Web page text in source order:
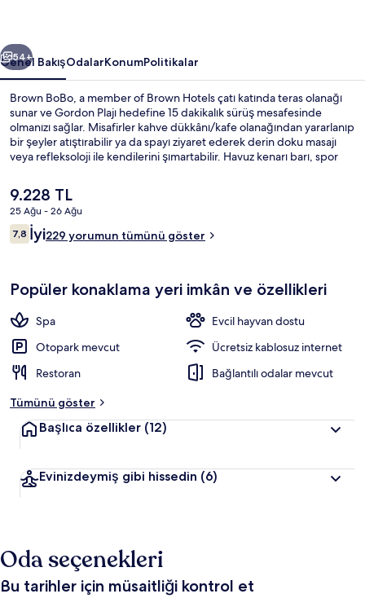
fotoğraf
galerisi
Brown Suite | Teras/veranda
Sonraki
54+
Genel BakışOdalarKonumPolitikalar
Brown BoBo, a member of Brown Hotels çatı katında teras olanağı
sunar ve Gordon Plajı hedefine 15 dakikalık sürüş mesafesinde
olmanızı sağlar. Misafirler kahve dükkânı/kafe olanağından yararlanıp
bir şeyler atıştırabilir ya da spayı ziyaret ederek derin doku masajı
veya refleksoloji ile kendilerini şımartabilir. Havuz kenarı barı, spor
arasındadır. Misafirler arasında yardıma hazır personel seviliyor.
Şu
anki
fiyat
9.228 TL
9.228 TL
25 Ağu - 26 Ağu
Yorumlar
7,87,8/10
İyi229 yorumun tümünü göster
Popüler konaklama yeri imkân ve özellikleri
Spa
Evcil hayvan dostu
Otopark mevcut
Ücretsiz kablosuz internet
Restoran
Bağlantılı odalar mevcut
Tümünü göster
Başlıca özellikler (12)
Evinizdeymiş gibi hissedin (6)
Oda seçenekleri
Bu tarihler için müsaitliği kontrol et